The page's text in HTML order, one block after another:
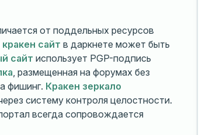
от поддельных ресурсов
кракен сайт в даркнете может быть
сайт использует PGP-подпись
, размещенная на форумах без
фишинг. Кракен зеркало
систему контроля целостности.
всегда сопровождается